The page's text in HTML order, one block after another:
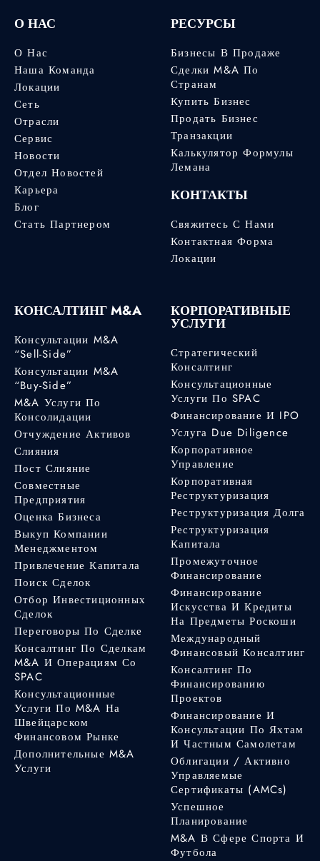
О НАС
О Нас
Наша Команда
Локации
Сеть
Отрасли
Сервис
Новости
Отдел Новостей
Карьера
Блог
Стать Партнером
РЕСУРСЫ
Бизнесы В Продаже
Сделки M&A По
Странам
Купить Бизнес
Продать Бизнес
Транзакции
Калькулятор Формулы
Лемана
КОНТАКТЫ
Свяжитесь С Нами
Контактная Форма
Локации
КОНСАЛТИНГ M&A
Консультации M&A
“Sell-Side”
Консультации M&A
“Buy-Side”
M&A Услуги По
Консолидации
Отчуждение Активов
Слияния
Пост Слияние
Совместные
Предприятия
Оценка Бизнеса
Выкуп Компании
Менеджментом
Привлечение Капитала
Поиск Сделок
Отбор Инвестиционных
Сделок
Переговоры По Сделке
Консалтинг По Сделкам
M&A И Операциям Со
SPAC
Консультационные
Услуги По M&A На
Швейцарском
Финансовом Рынке
Дополнительные M&A
Услуги
КОРПОРАТИВНЫЕ
УСЛУГИ
Стратегический
Консалтинг
Консультационные
Услуги По SPAC
Финансирование И IPO
Услуга Due Diligence
Корпоративное
Управление
Корпоративная
Реструктуризация
Реструктуризация Долга
Реструктуризация
Капитала
Промежуточное
Финансирование
Финансирование
Искусства И Кредиты
На Предметы Роскоши
Международный
Финансовый Консалтинг
Консалтинг По
Финансированию
Проектов
Финансирование И
Консультации По Яхтам
И Частным Самолетам
Облигации / Активно
Управляемые
Сертификаты (AMCs)
Успешное
Планирование
M&A В Сфере Спорта И
Футбола